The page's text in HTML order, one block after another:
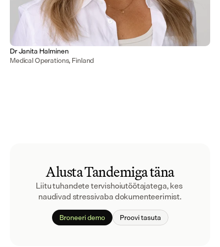
Dr Janita Halminen
Medical Operations, Finland
Alusta Tandemiga täna
Liitu tuhandete tervishoiutöötajatega, kes
naudivad stressivaba dokumenteerimist.
Broneeri demo Proovi tasuta